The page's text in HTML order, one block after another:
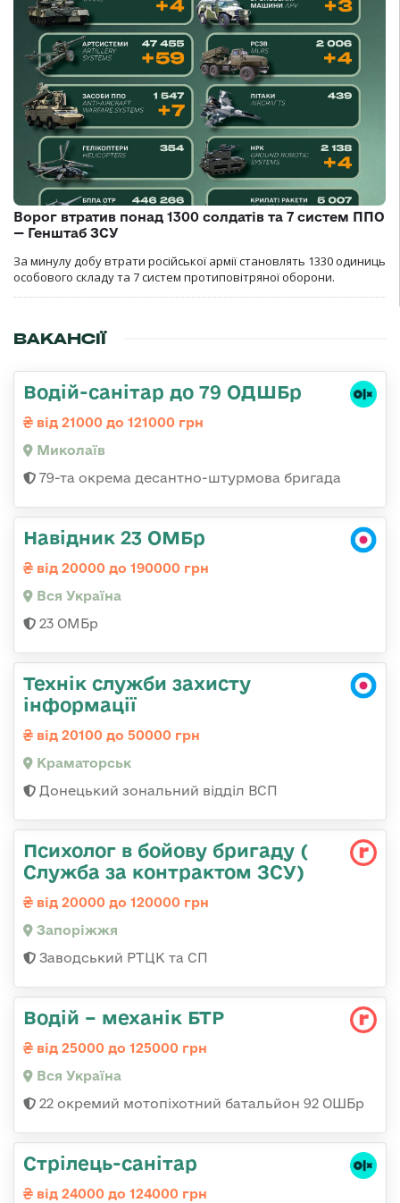
Ворог втратив понад 1300 солдатів та 7 систем ППО
— Генштаб ЗСУ
За минулу добу втрати російської армії становлять 1330 одиниць
особового складу та 7 систем протиповітряної оборони.
ВАКАНСІЇ
Водій-санітар до 79 ОДШБр
від 21000 до 121000 грн
Миколаїв
79-та окрема десантно-штурмова бригада
Навідник 23 ОМБр
від 20000 до 190000 грн
Вся Україна
23 ОМБр
Технік служби захисту
інформації
від 20100 до 50000 грн
Краматорськ
Донецький зональний відділ ВСП
Психолог в бойову бригаду (
Служба за контрактом ЗСУ)
від 20000 до 120000 грн
Запоріжжя
Заводський РТЦК та СП
Водій – механік БТР
від 25000 до 125000 грн
Вся Україна
22 окремий мотопіхотний батальйон 92 ОШБр
Стрілець-санітар
від 24000 до 124000 грн